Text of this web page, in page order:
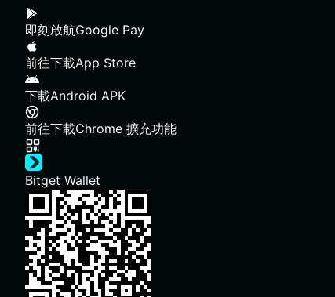
即刻啟航Google Pay
前往下載App Store
下載Android APK
前往下載Chrome 擴充功能
Bitget Wallet